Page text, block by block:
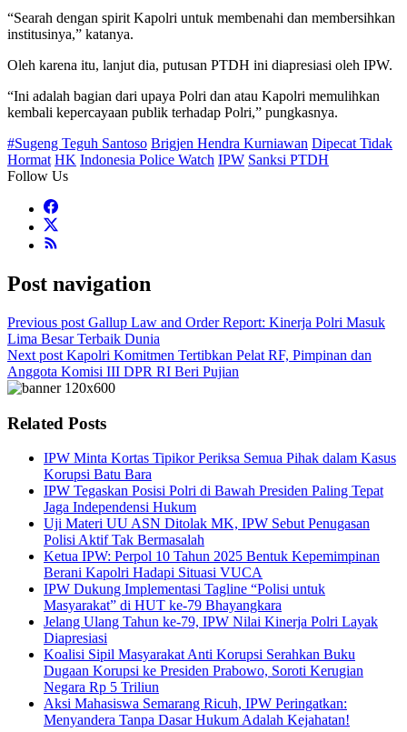
“Searah dengan spirit Kapolri untuk membenahi dan membersihkan
institusinya,” katanya.
Oleh karena itu, lanjut dia, putusan PTDH ini diapresiasi oleh IPW.
“Ini adalah bagian dari upaya Polri dan atau Kapolri memulihkan
kembali kepercayaan publik terhadap Polri,” pungkasnya.
#Sugeng Teguh Santoso Brigjen Hendra Kurniawan Dipecat Tidak
Hormat HK Indonesia Police Watch IPW Sanksi PTDH
Follow Us
Post navigation
Previous post Gallup Law and Order Report: Kinerja Polri Masuk
Lima Besar Terbaik Dunia
Next post Kapolri Komitmen Tertibkan Pelat RF, Pimpinan dan
Anggota Komisi III DPR RI Beri Pujian
Related Posts
IPW Minta Kortas Tipikor Periksa Semua Pihak dalam Kasus
Korupsi Batu Bara
IPW Tegaskan Posisi Polri di Bawah Presiden Paling Tepat
Jaga Independensi Hukum
Uji Materi UU ASN Ditolak MK, IPW Sebut Penugasan
Polisi Aktif Tak Bermasalah
Ketua IPW: Perpol 10 Tahun 2025 Bentuk Kepemimpinan
Berani Kapolri Hadapi Situasi VUCA
IPW Dukung Implementasi Tagline “Polisi untuk
Masyarakat” di HUT ke-79 Bhayangkara
Jelang Ulang Tahun ke-79, IPW Nilai Kinerja Polri Layak
Diapresiasi
Koalisi Sipil Masyarakat Anti Korupsi Serahkan Buku
Dugaan Korupsi ke Presiden Prabowo, Soroti Kerugian
Negara Rp 5 Triliun
Aksi Mahasiswa Semarang Ricuh, IPW Peringatkan:
Menyandera Tanpa Dasar Hukum Adalah Kejahatan!